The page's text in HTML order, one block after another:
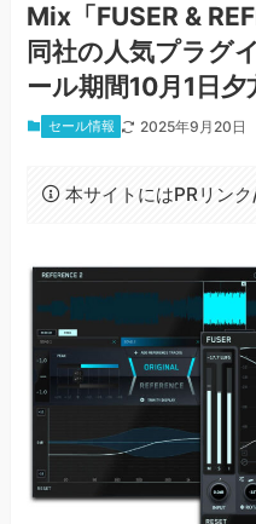
Mix「FUSER &
同社の人気プラグ
ール期間10月1日夕
セール情報 2025年9月20日
本サイトにはPRリン